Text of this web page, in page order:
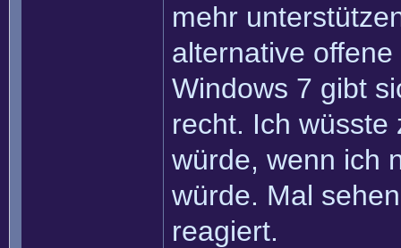
mehr
alternative
Windows 7 gibt
recht. Ich wüsste
würde, wenn ich
würde. Mal
reagiert.